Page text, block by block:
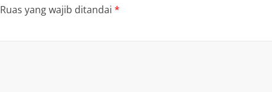
Ruas yang wajib ditandai *